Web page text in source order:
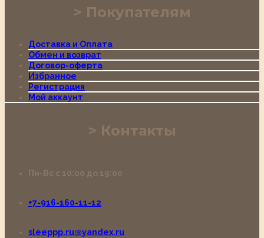
Покупателям
Доставка и Оплата
Обмен и возврат
Договор-оферта
Избранное
Регистрация
Мой аккаунт
Контакты
Пн-Вс с 10:00 до 19:00
+7-916-160-11-12
sleeppp.ru@yandex.ru